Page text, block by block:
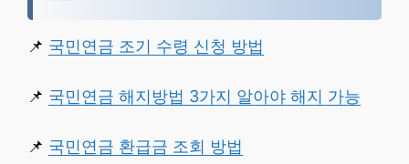
📌 국민연금 조기 수령 신청 방법
📌 국민연금 해지방법 3가지 알아야 해지 가능
📌 국민연금 환급금 조회 방법